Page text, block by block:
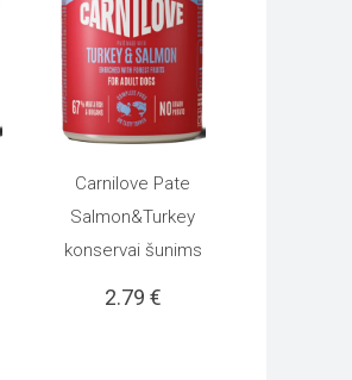
Į KREPŠELĮ
Carnilove Pate
Salmon&Turkey
konservai šunims
2.79 €